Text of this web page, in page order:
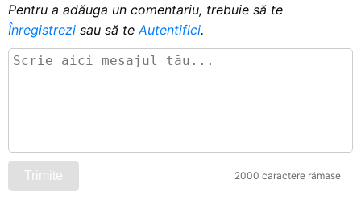
Pentru a adăuga un comentariu, trebuie să te
Înregistrezi sau să te Autentifici.
2000 caractere rămase
Trimite